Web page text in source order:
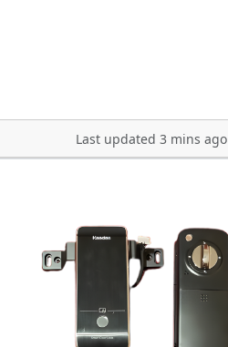
Last updated 3 mins ago